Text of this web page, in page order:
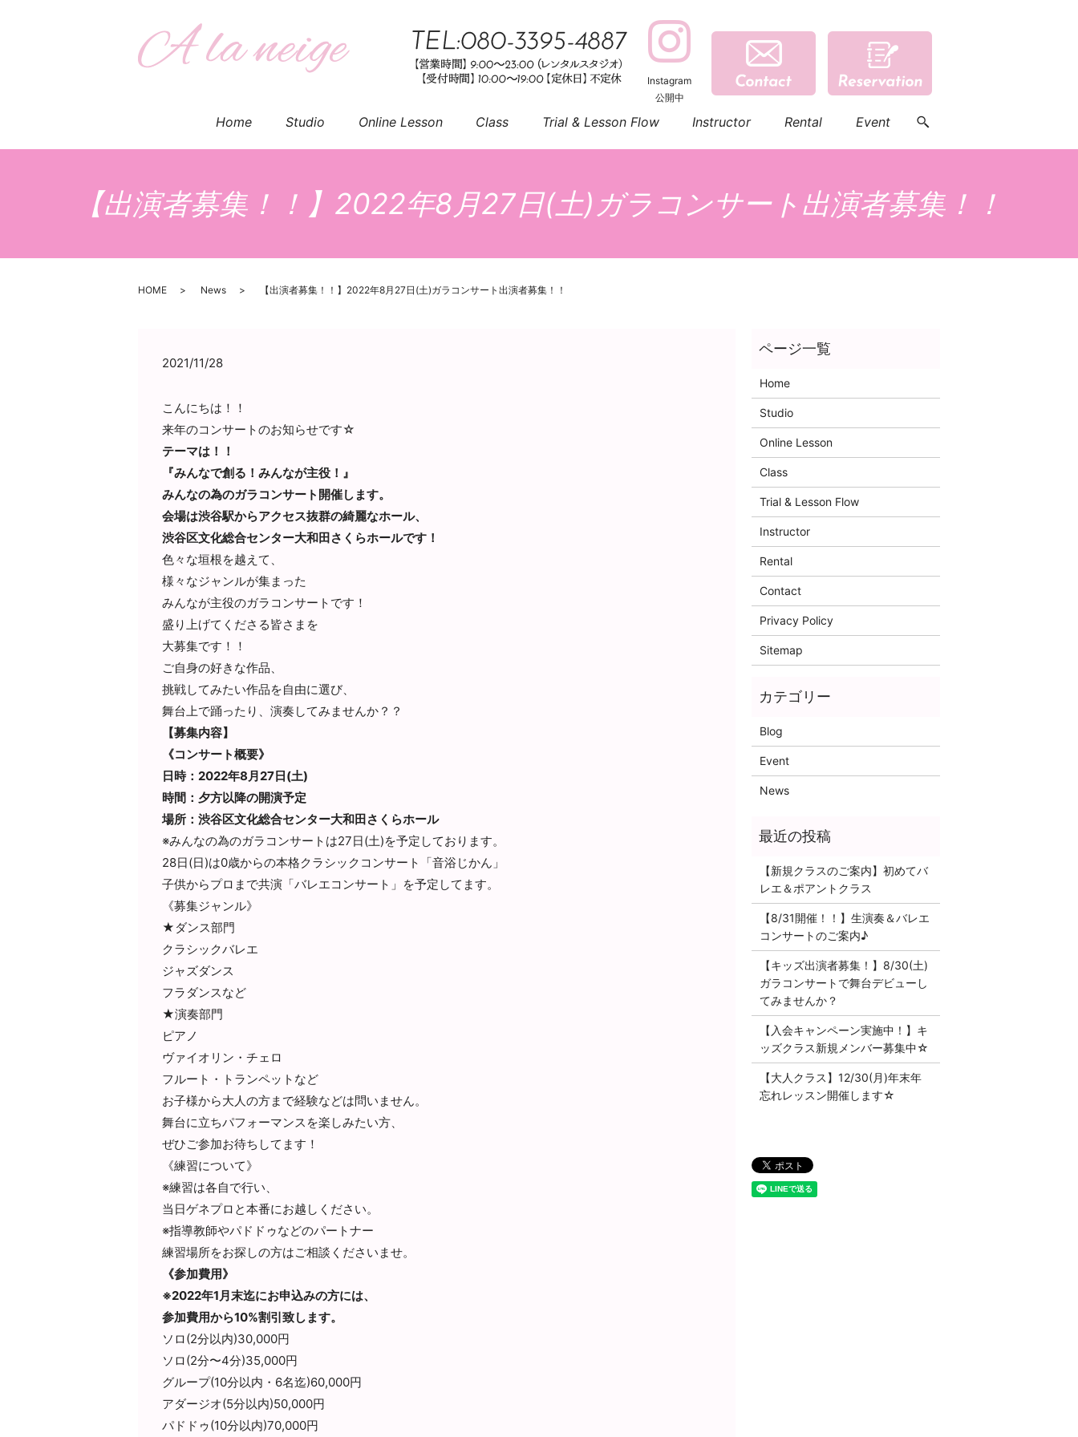
Instagram
公開中
Home Studio Online Lesson Class Trial & Lesson Flow Instructor Rental Event
【出演者募集！！】2022年8月27日(土)ガラコンサート出演者募集！！
HOME News 【出演者募集！！】2022年8月27日(土)ガラコンサート出演者募集！！
2021/11/28
こんにちは！！
来年のコンサートのお知らせです☆
テーマは！！
『みんなで創る！みんなが主役！』
みんなの為のガラコンサート開催します。
会場は渋谷駅からアクセス抜群の綺麗なホール、
渋谷区文化総合センター大和田さくらホールです！
色々な垣根を越えて、
様々なジャンルが集まった
みんなが主役のガラコンサートです！
盛り上げてくださる皆さまを
大募集です！！
ご自身の好きな作品、
挑戦してみたい作品を自由に選び、
舞台上で踊ったり、演奏してみませんか？？
【募集内容】
《コンサート概要》
日時：2022年8月27日(土)
時間：夕方以降の開演予定
場所：渋谷区文化総合センター大和田さくらホール
※みんなの為のガラコンサートは27日(土)を予定しております。
28日(日)は0歳からの本格クラシックコンサート「音浴じかん」
子供からプロまで共演「バレエコンサート」を予定してます。
《募集ジャンル》
★ダンス部門
クラシックバレエ
ジャズダンス
フラダンスなど
★演奏部門
ピアノ
ヴァイオリン・チェロ
フルート・トランペットなど
お子様から大人の方まで経験などは問いません。
舞台に立ちパフォーマンスを楽しみたい方、
ぜひご参加お待ちしてます！
《練習について》
※練習は各自で行い、
当日ゲネプロと本番にお越しください。
※指導教師やパドドゥなどのパートナー
練習場所をお探しの方はご相談くださいませ。
《参加費用》
※2022年1月末迄にお申込みの方には、
参加費用から10%割引致します。
ソロ(2分以内)30,000円
ソロ(2分〜4分)35,000円
グループ(10分以内・6名迄)60,000円
アダージオ(5分以内)50,000円
パドドゥ(10分以内)70,000円
Home
Studio
Online Lesson
Class
Trial & Lesson Flow
Instructor
Rental
Contact
Privacy Policy
Sitemap
Blog
Event
News
【新規クラスのご案内】初めてバ
レエ＆ポアントクラス
【8/31開催！！】生演奏＆バレエ
コンサートのご案内♪
【キッズ出演者募集！】8/30(土)
ガラコンサートで舞台デビューし
てみませんか？
【入会キャンペーン実施中！】キ
ッズクラス新規メンバー募集中☆
【大人クラス】12/30(月)年末年
忘れレッスン開催します☆